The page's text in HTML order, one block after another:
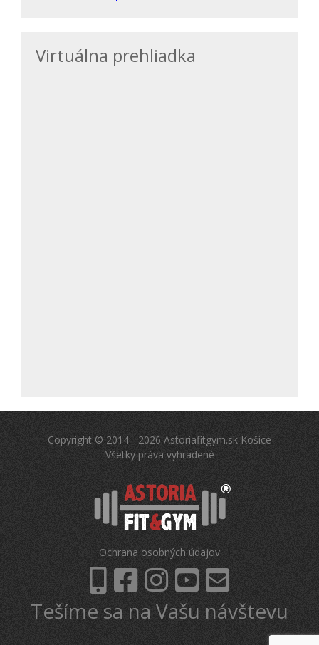
Virtuálna prehliadka
Copyright © 2014 - 2026 Astoriafitgym.sk Košice
Všetky práva vyhradené
Ochrana osobných údajov
Tešíme sa na Vašu návštevu